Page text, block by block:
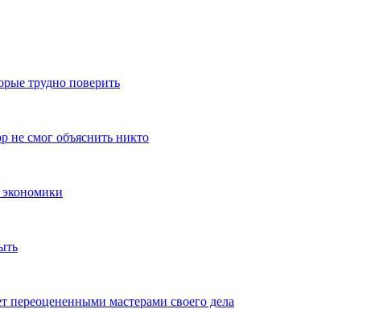
трудно поверить
не смог объяснить никто
переоцененными мастерами своего дела